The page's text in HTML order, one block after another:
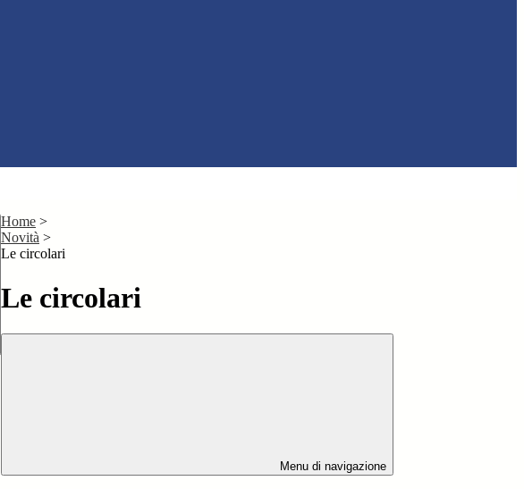
Home >
Novità >
Le circolari
Le circolari
Menu di navigazione